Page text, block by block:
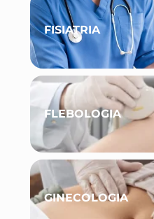
FISIATRIA
FLEBOLOGIA
GINECOLOGIA